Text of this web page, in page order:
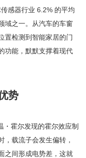
感器行业 6.2% 的平均
域之一。从汽车的车窗
置检测到智能家居的门
功能，默默支撑着现代
势
・霍尔发现的霍尔效应制
，载流子会发生偏转，
之间形成电势差，这就